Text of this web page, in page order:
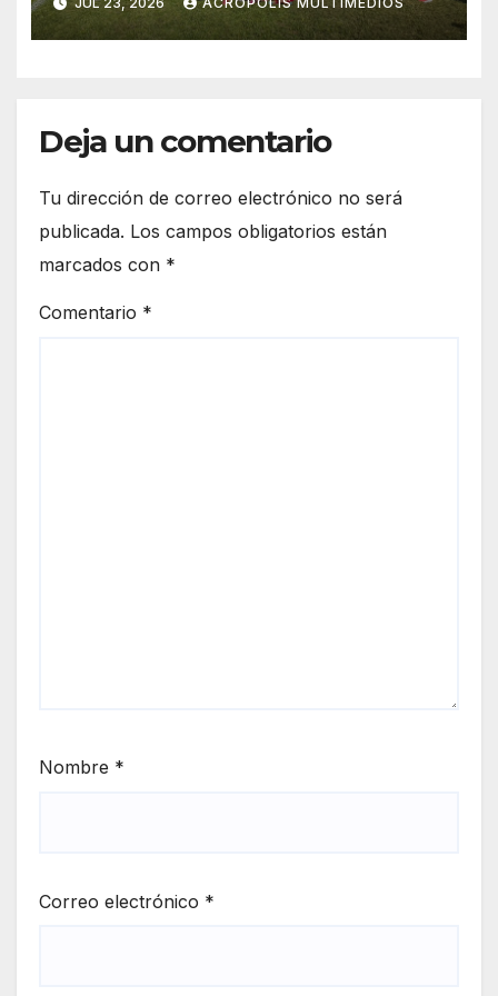
2026
Deja un comentario
Tu dirección de correo electrónico no será
publicada. Los campos obligatorios están
marcados con *
Comentario *
Nombre *
Correo electrónico *